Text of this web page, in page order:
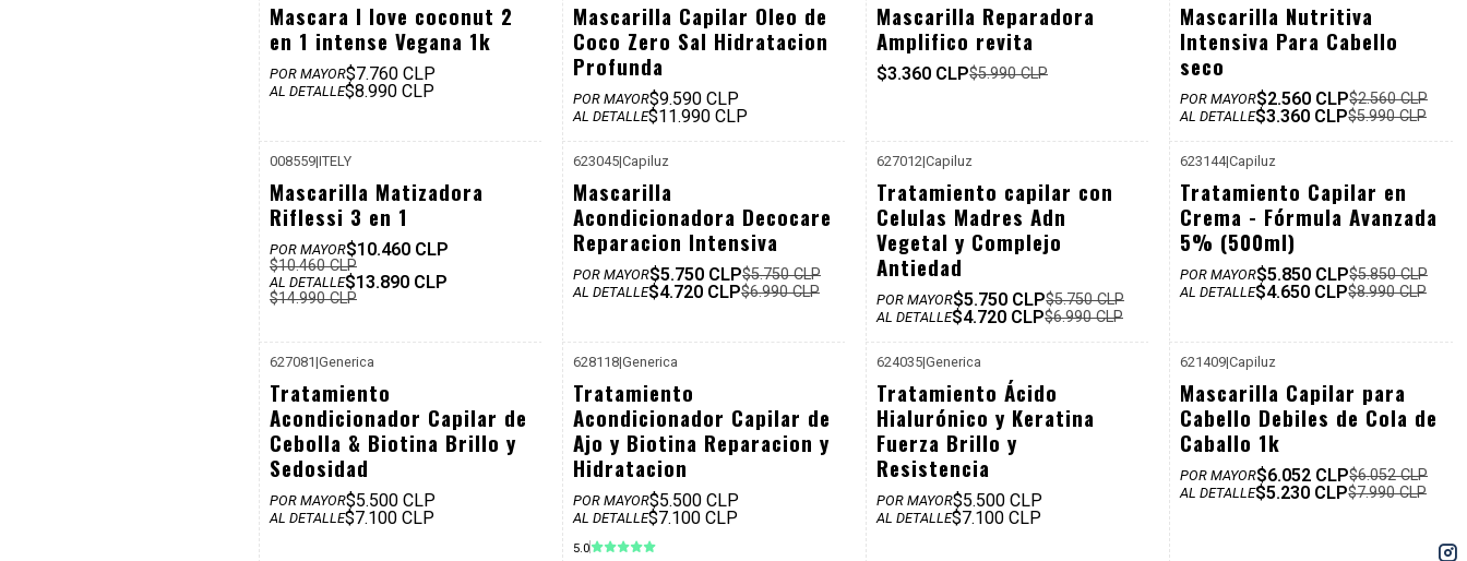
Mascara I love coconut 2
en 1 intense Vegana 1k
POR MAYOR$7.760 CLP
AL DETALLE$8.990 CLP
Mascarilla Capilar Oleo de
Coco Zero Sal Hidratacion
Profunda
POR MAYOR$9.590 CLP
AL DETALLE$11.990 CLP
Dcto
Mascarilla Reparadora
Amplifico revita
$3.360 CLP$5.990 CLP
Dcto
Mascarilla Nutritiva
Intensiva Para Cabello
seco
POR MAYOR$2.560 CLP$2.560 CLP
AL DETALLE$3.360 CLP$5.990 CLP
Dcto
008559|ITELY
Mascarilla Matizadora
Riflessi 3 en 1
POR MAYOR$10.460 CLP
$10.460 CLP
AL DETALLE$13.890 CLP
$14.990 CLP
Dcto
623045|Capiluz
Mascarilla
Acondicionadora Decocare
Reparacion Intensiva
POR MAYOR$5.750 CLP$5.750 CLP
AL DETALLE$4.720 CLP$6.990 CLP
Dcto
627012|Capiluz
Tratamiento capilar con
Celulas Madres Adn
Vegetal y Complejo
Antiedad
POR MAYOR$5.750 CLP$5.750 CLP
AL DETALLE$4.720 CLP$6.990 CLP
Dcto
623144|Capiluz
Tratamiento Capilar en
Crema - Fórmula Avanzada
5% (500ml)
POR MAYOR$5.850 CLP$5.850 CLP
AL DETALLE$4.650 CLP$8.990 CLP
627081|Generica
Tratamiento
Acondicionador Capilar de
Cebolla & Biotina Brillo y
Sedosidad
POR MAYOR$5.500 CLP
AL DETALLE$7.100 CLP
628118|Generica
Tratamiento
Acondicionador Capilar de
Ajo y Biotina Reparacion y
Hidratacion
POR MAYOR$5.500 CLP
AL DETALLE$7.100 CLP
5.0
624035|Generica
Tratamiento Ácido
Hialurónico y Keratina
Fuerza Brillo y
Resistencia
POR MAYOR$5.500 CLP
AL DETALLE$7.100 CLP
Dcto
621409|Capiluz
Mascarilla Capilar para
Cabello Debiles de Cola de
Caballo 1k
POR MAYOR$6.052 CLP$6.052 CLP
AL DETALLE$5.230 CLP$7.990 CLP